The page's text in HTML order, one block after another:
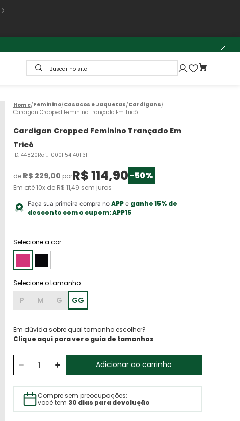
Buscar no site
Feminino Casacos e Jaquetas Cardigans
Cardigan Cropped Feminino Trançado Em Tricô
Cardigan Cropped Feminino Trançado Em
Tricô
ID: 44820Ref.: 100011541401131
deR$229,00porR$114,90 -50%
Em até10x de R$ 11,49 sem juros
Faça sua primeira compra no APPe ganhe 15% de
desconto com o cupom:APP15
Selecione a cor
P M G GG
Em dúvida sobre qual tamanho escolher?
Clique aqui para ver o guia de tamanhos
Adicionar ao carrinho
Compre sem preocupações:
você tem 30 dias para devolução